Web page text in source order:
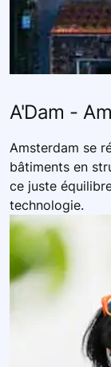
A'Dam -
Amsterdam se
bâtiments en
ce juste
technologie.